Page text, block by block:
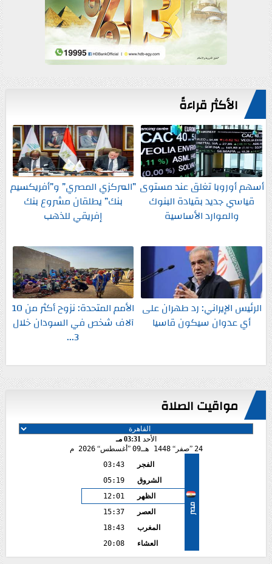
الأكثر قراءةً
أسهم أوروبا تغلق عند مستوى
قياسي جديد بقيادة البنوك
والموارد الأساسية
”المركزي المصري” و”أفريكسيم
بنك” يطلقان مشروع بنك
إفريقي للذهب
الرئيس الإيراني: رد طهران على
أي عدوان سيكون قاسيا
الأمم المتحدة: نزوح أكثر من 10
آلاف شخص في السودان خلال
3...
مواقيت الصلاة
الأحد03:31 مـ
24
صفر 1448 هـ 09 أغسطس 2026 م
مصر
الفجر
03:43
الشروق
05:19
الظهر
12:01
العصر
15:37
المغرب
18:43
العشاء
20:08